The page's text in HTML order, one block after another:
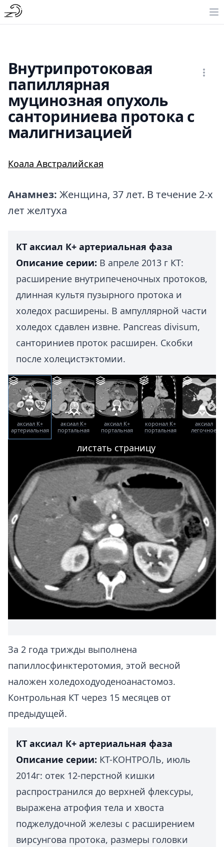
Внутрипротоковая
папиллярная
муцинозная опухоль
санториниева протока с
малигнизацией
Коала Австралийская
Анамнез: Женщина, 37 лет. В течение 2-х
лет желтуха
КТ аксиал К+ артериальная фаза
Описание серии: В апреле 2013 г КТ:
расширение внутрипеченочных протоков,
длинная культя пузырного протока и
холедох расширены. В ампуллярной части
холедох сдавлен извне. Pancreas divisum,
санториниев проток расширен. Скобки
после холецистэктомии.
аксиал К+
артериальная
аксиал К+
портальная
аксиал К+
портальная
коронал К+
портальная
аксиал
легочное
листать страницу
За 2 года трижды выполнена
папиллосфинктеротомия, этой весной
наложен холедоходуоденоанастомоз.
Контрольная КТ через 15 месяцев от
предыдущей.
КТ аксиал К+ артериальная фаза
Описание серии: КТ-КОНТРОЛЬ, июль
2014г: отек 12-перстной кишки
распространился до верхней флексуры,
выражена атрофия тела и хвоста
поджелудочной железы с расширением
вирсунгова протока, размеры головки